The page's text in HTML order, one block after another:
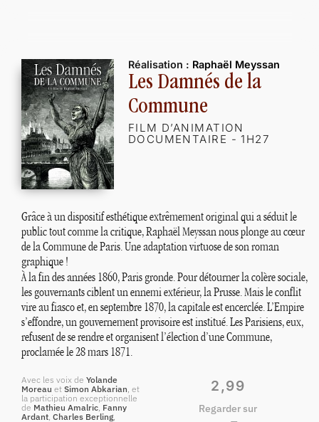
Réalisation : Raphaël Meyssan
Les Damnés de la
Commune
FILM D’ANIMATION
DOCUMENTAIRE - 1H27
Grâce à un dispositif esthétique extrêmement original qui a séduit le
public tout comme la critique, Raphaël Meyssan nous plonge au cœur
de la Commune de Paris. Une adaptation virtuose de son roman
graphique !
À la fin des années 1860, Paris gronde. Pour détourner la colère sociale,
les gouvernants ciblent un ennemi extérieur, la Prusse. Mais le conflit
vire au fiasco et, en septembre 1870, la capitale est encerclée. L’Empire
s’effondre, un gouvernement provisoire est institué. Les Parisiens, eux,
refusent de se rendre et organisent l’élection d’une Commune,
proclamée le 28 mars 1871.
Avec les voix de Yolande
Moreau et Simon Abkarian, et
la participation exceptionnelle
de Mathieu Amalric, Fanny
Ardant, Charles Berling,
2,99
Regarder sur